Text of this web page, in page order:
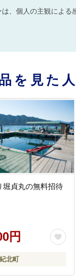
、個人の主観による
を見た
堀貞丸の無料招待
円
北町